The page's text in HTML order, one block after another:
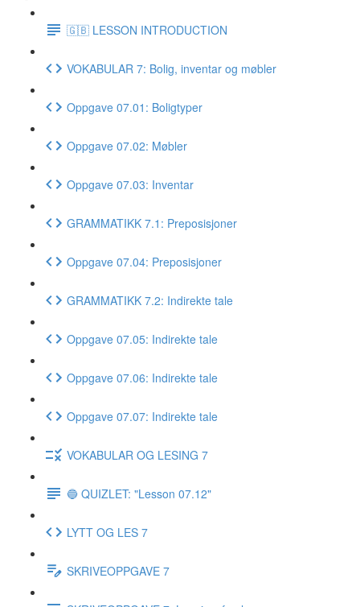
🇬🇧 LESSON INTRODUCTION
VOKABULAR 7: Bolig, inventar og møbler
Oppgave 07.01: Boligtyper
Oppgave 07.02: Møbler
Oppgave 07.03: Inventar
GRAMMATIKK 7.1: Preposisjoner
Oppgave 07.04: Preposisjoner
GRAMMATIKK 7.2: Indirekte tale
Oppgave 07.05: Indirekte tale
Oppgave 07.06: Indirekte tale
Oppgave 07.07: Indirekte tale
VOKABULAR OG LESING 7
🔵 QUIZLET: "Lesson 07.12"
LYTT OG LES 7
SKRIVEOPPGAVE 7